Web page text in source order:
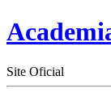
Site Oficial